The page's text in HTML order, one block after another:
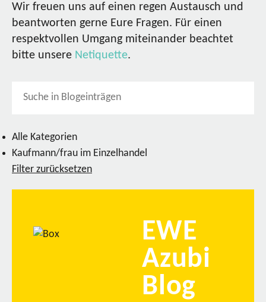
Wir freuen uns auf einen regen Austausch und
beantworten gerne Eure Fragen. Für einen
respektvollen Umgang miteinander beachtet
bitte unsere Netiquette.
Alle Kategorien
Kaufmann/frau im Einzelhandel
Filter zurücksetzen
EWE
Azubi
Blog